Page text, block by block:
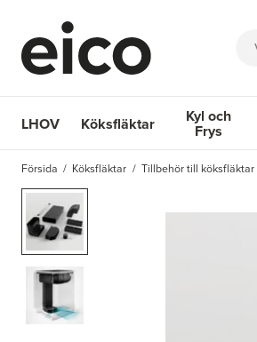
Sök
LHOV Köksfläktar
Köksfläktar
Kyl och
Frys
Kyl och Frys
Försida Köksfläktar Tillbehör till köksfläktar